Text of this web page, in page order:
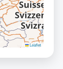
Leaflet